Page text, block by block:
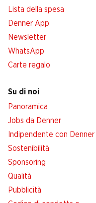
Lista della spesa
Denner App
Newsletter
WhatsApp
Carte regalo
Su di noi
Panoramica
Jobs da Denner
Indipendente con Denner
Sostenibilità
Sponsoring
Qualità
Pubblicità